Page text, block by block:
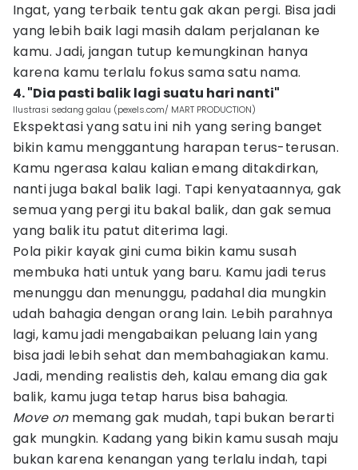
Ingat, yang terbaik tentu gak akan pergi. Bisa jadi
yang lebih baik lagi masih dalam perjalanan ke
kamu. Jadi, jangan tutup kemungkinan hanya
karena kamu terlalu fokus sama satu nama.
4. "Dia pasti balik lagi suatu hari nanti"
Ilustrasi sedang galau (pexels.com/ MART PRODUCTION)
Ekspektasi yang satu ini nih yang sering banget
bikin kamu menggantung harapan terus-terusan.
Kamu ngerasa kalau kalian emang ditakdirkan,
nanti juga bakal balik lagi. Tapi kenyataannya, gak
semua yang pergi itu bakal balik, dan gak semua
yang balik itu patut diterima lagi.
Pola pikir kayak gini cuma bikin kamu susah
membuka hati untuk yang baru. Kamu jadi terus
menunggu dan menunggu, padahal dia mungkin
udah bahagia dengan orang lain. Lebih parahnya
lagi, kamu jadi mengabaikan peluang lain yang
bisa jadi lebih sehat dan membahagiakan kamu.
Jadi, mending realistis deh, kalau emang dia gak
balik, kamu juga tetap harus bisa bahagia.
Move onmemang gak mudah, tapi bukan berarti
gak mungkin. Kadang yang bikin kamu susah maju
bukan karena kenangan yang terlalu indah, tapi